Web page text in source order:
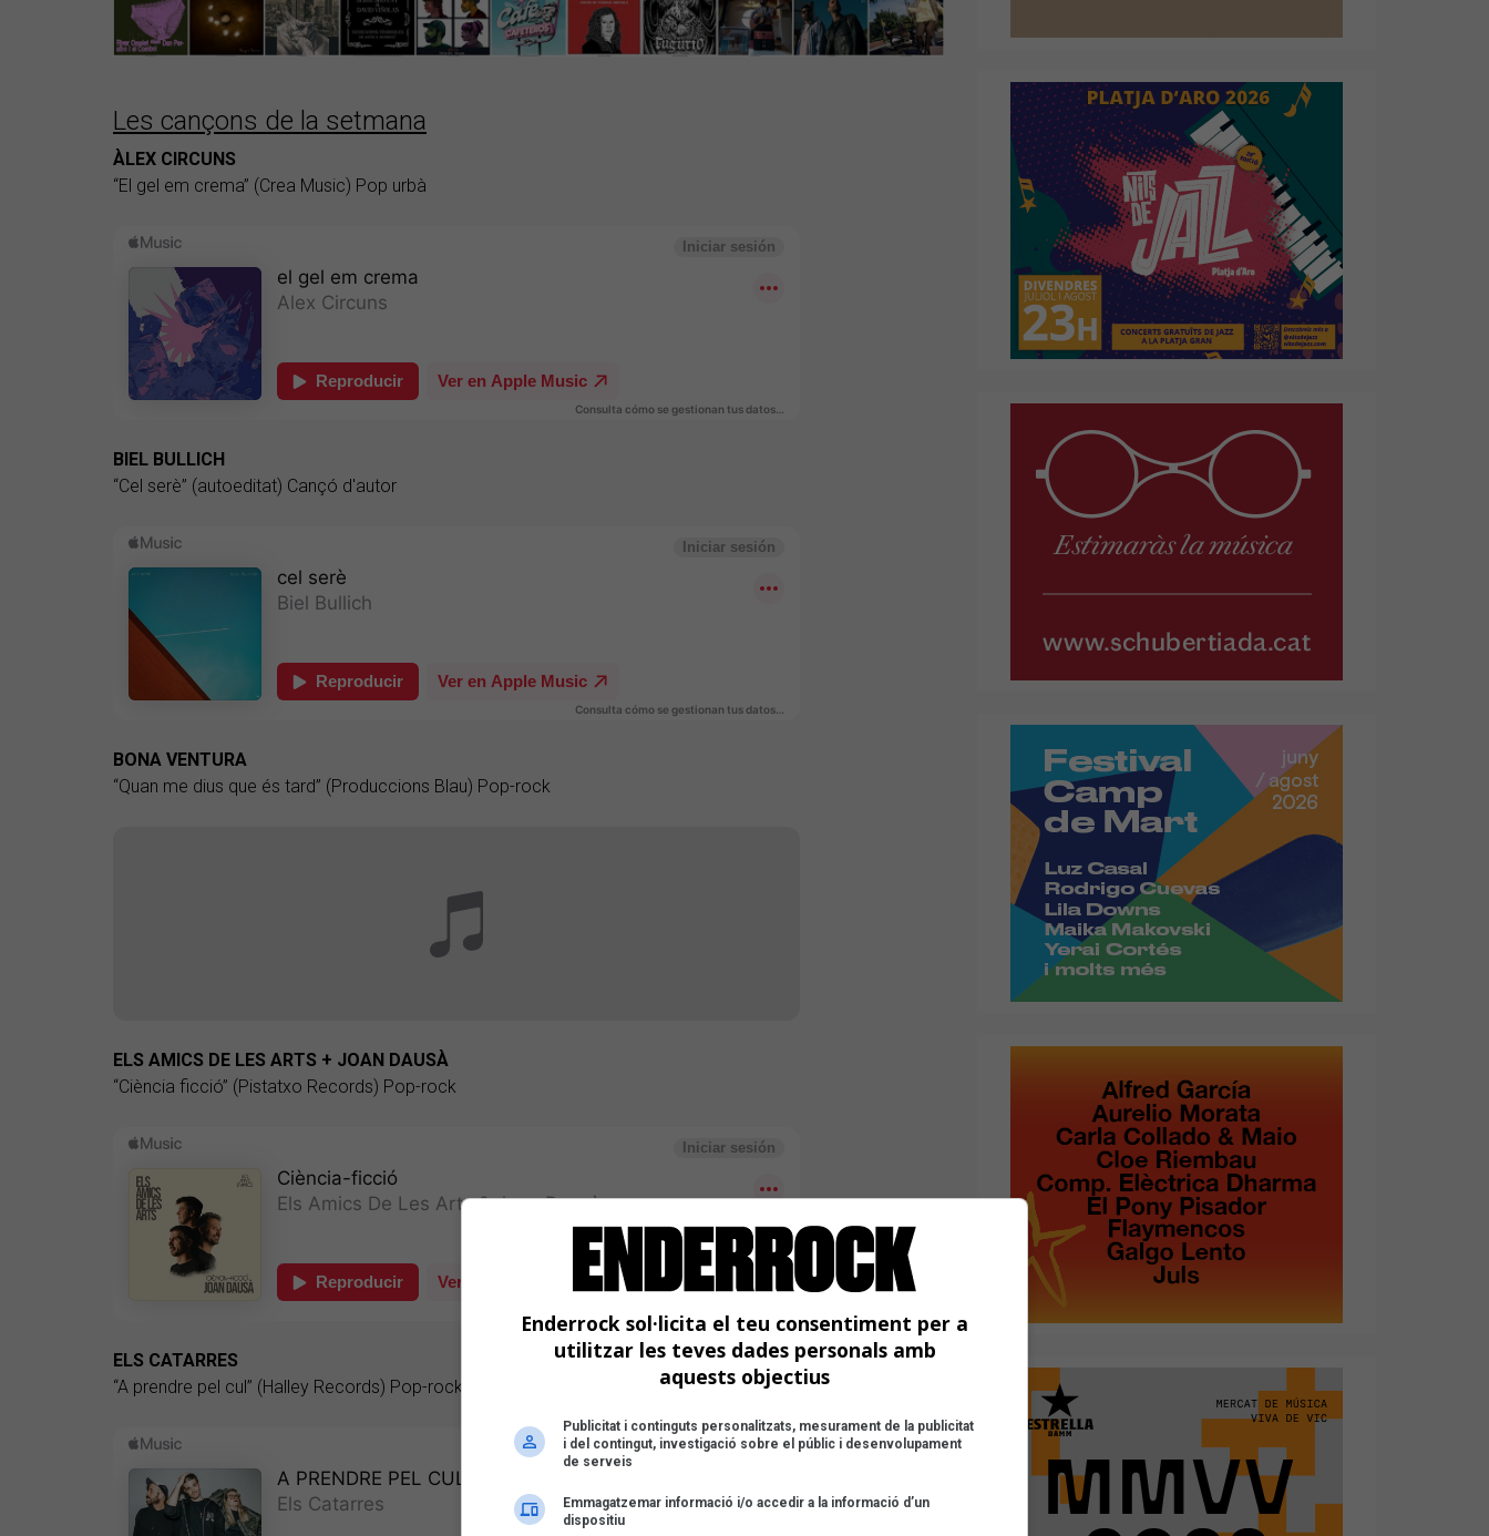
Les cançons de la setmana
ÀLEX CIRCUNS
“El gel em crema” (Crea Music) Pop urbà
BIEL BULLICH
“Cel serè” (autoeditat) Cançó d'autor
BONA VENTURA
“Quan me dius que és tard” (Produccions Blau) Pop-rock
ELS AMICS DE LES ARTS + JOAN DAUSÀ
“Ciència ficció” (Pistatxo Records) Pop-rock
ELS CATARRES
“A prendre pel cul” (Halley Records) Pop-rock-rumba
Enderrock sol·licita el teu consentiment per a
utilitzar les teves dades personals amb
aquests objectius
Publicitat i continguts personalitzats, mesurament de la publicitat
i del contingut, investigació sobre el públic i desenvolupament
de serveis
Emmagatzemar informació i/o accedir a la informació d’un
dispositiu